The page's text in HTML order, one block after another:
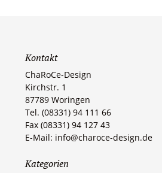
Kontakt
ChaRoCe-Design
Kirchstr. 1
87789 Woringen​
Tel. (08331) 94 111 66
Fax (08331) 94 127 43
E-Mail: info@charoce-design.de
Kategorien